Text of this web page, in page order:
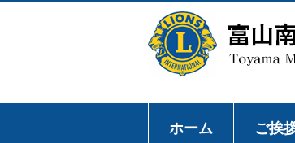
ホーム ご挨